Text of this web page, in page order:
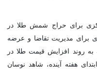
برای حراج شمش طلا در
برای مدیریت تقاضا و عرضه
به روند افزایش قیمت طلا در
هفته آینده، شاهد نوسان